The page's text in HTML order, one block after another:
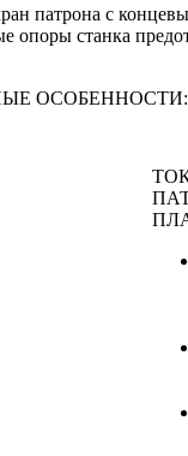
патрона с
опоры станка
ОСОБЕННОСТИ: